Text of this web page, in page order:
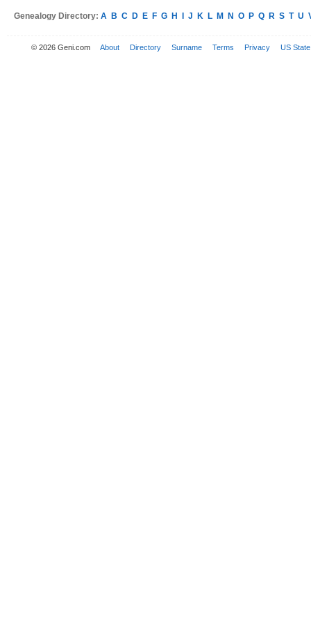
Genealogy Directory: A B C D E F G H J K L M N O P Q R S T U
© 2026 Geni.com About Directory Surname Terms Privacy US